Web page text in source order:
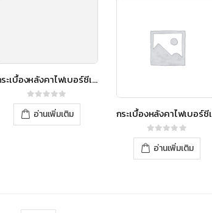
กระเบื้องหลังคาไฟเบอร์ซีเมนต์ เอสซีจี รุ่นลอนคู่ (ความยาว 120 ซม.) ม่วงประกายมุก
0out of 5
อ่านเพิ่มเติม
0out of 5
อ่านเพิ่มเติม